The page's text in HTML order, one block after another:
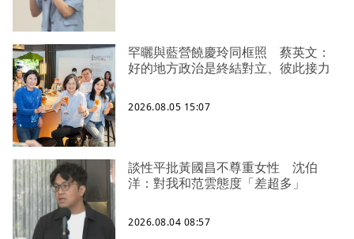
罕曬與藍營饒慶玲同框照 蔡英文：
好的地方政治是終結對立、彼此接力
2026.08.05 15:07
談性平批黃國昌不尊重女性 沈伯
洋：對我和范雲態度「差超多」
2026.08.04 08:57